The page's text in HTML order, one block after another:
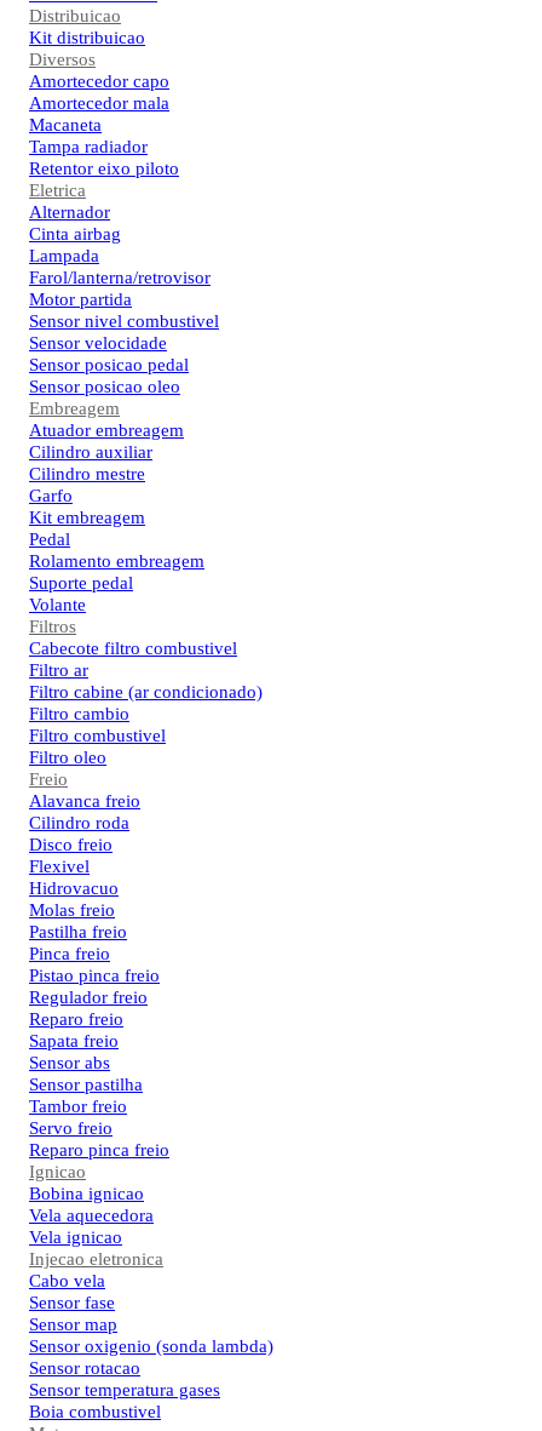
Distribuicao
Kit distribuicao
Diversos
Amortecedor capo
Amortecedor mala
Macaneta
Tampa radiador
Retentor eixo piloto
Eletrica
Alternador
Cinta airbag
Lampada
Farol/lanterna/retrovisor
Motor partida
Sensor nivel combustivel
Sensor velocidade
Sensor posicao pedal
Sensor posicao oleo
Embreagem
Atuador embreagem
Cilindro auxiliar
Cilindro mestre
Garfo
Kit embreagem
Pedal
Rolamento embreagem
Suporte pedal
Volante
Filtros
Cabecote filtro combustivel
Filtro ar
Filtro cabine (ar condicionado)
Filtro cambio
Filtro combustivel
Filtro oleo
Freio
Alavanca freio
Cilindro roda
Disco freio
Flexivel
Hidrovacuo
Molas freio
Pastilha freio
Pinca freio
Pistao pinca freio
Regulador freio
Reparo freio
Sapata freio
Sensor abs
Sensor pastilha
Tambor freio
Servo freio
Reparo pinca freio
Ignicao
Bobina ignicao
Vela aquecedora
Vela ignicao
Injecao eletronica
Cabo vela
Sensor fase
Sensor map
Sensor oxigenio (sonda lambda)
Sensor rotacao
Sensor temperatura gases
Boia combustivel